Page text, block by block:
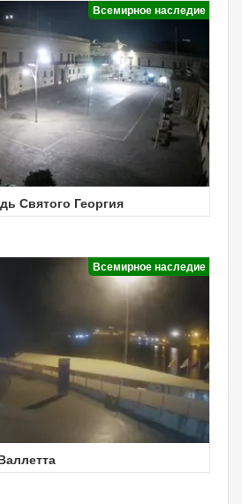
Всемирное наследие
Святого Георгия
Всемирное наследие